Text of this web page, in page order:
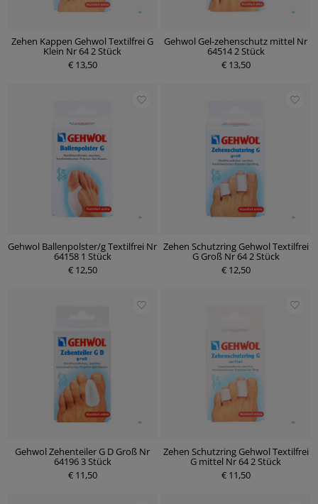
Zehen Kappen Gehwol Textilfrei G
Klein Nr 64 2 Stück
€ 13,50
Gehwol Gel-zehenschutz mittel Nr
64514 2 Stück
€ 13,50
Gehwol Ballenpolster/g Textilfrei Nr
64158 1 Stück
€ 12,50
Zehen Schutzring Gehwol Textilfrei
G Groß Nr 64 2 Stück
€ 12,50
Gehwol Zehenteiler G D Groß Nr
64196 3 Stück
€ 11,50
Zehen Schutzring Gehwol Textilfrei
G mittel Nr 64 2 Stück
€ 11,50